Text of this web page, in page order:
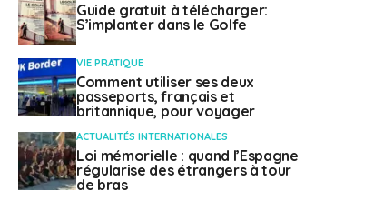
Guide gratuit à télécharger:
S’implanter dans le Golfe
VIE PRATIQUE
Comment utiliser ses deux
passeports, français et
britannique, pour voyager
ACTUALITÉS INTERNATIONALES
Loi mémorielle : quand l’Espagne
régularise des étrangers à tour
de bras